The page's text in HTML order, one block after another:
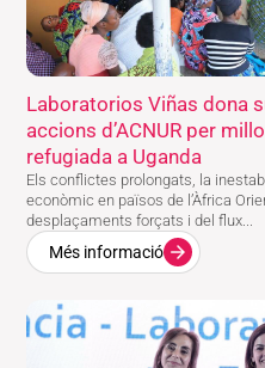
Laboratorios Viñas dona
accions d’ACNUR per
refugiada a Uganda
Els conflictes prolongats, la
econòmic en països de l’Àfrica
desplaçaments forçats i del flux...
Més informació